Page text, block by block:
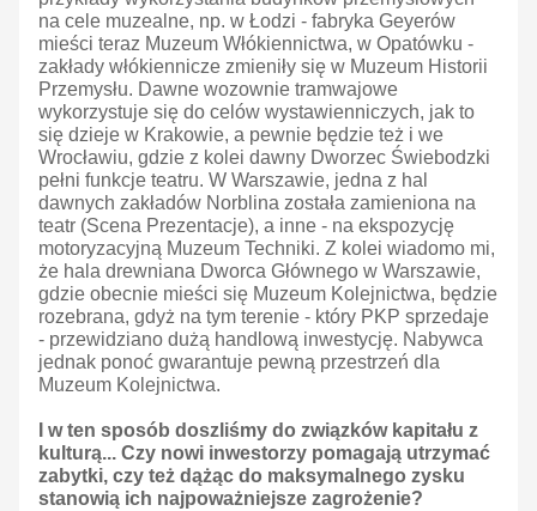
na cele muzealne, np. w Łodzi - fabryka Geyerów
mieści teraz Muzeum Włókiennictwa, w Opatówku -
zakłady włókiennicze zmieniły się w Muzeum Historii
Przemysłu. Dawne wozownie tramwajowe
wykorzystuje się do celów wystawienniczych, jak to
się dzieje w Krakowie, a pewnie będzie też i we
Wrocławiu, gdzie z kolei dawny Dworzec Świebodzki
pełni funkcje teatru. W Warszawie, jedna z hal
dawnych zakładów Norblina została zamieniona na
teatr (Scena Prezentacje), a inne - na ekspozycję
motoryzacyjną Muzeum Techniki. Z kolei wiadomo mi,
że hala drewniana Dworca Głównego w Warszawie,
gdzie obecnie mieści się Muzeum Kolejnictwa, będzie
rozebrana, gdyż na tym terenie - który PKP sprzedaje
- przewidziano dużą handlową inwestycję. Nabywca
jednak ponoć gwarantuje pewną przestrzeń dla
Muzeum Kolejnictwa.
I w ten sposób doszliśmy do związków kapitału z
kulturą... Czy nowi inwestorzy pomagają utrzymać
zabytki, czy też dążąc do maksymalnego zysku
stanowią ich najpoważniejsze zagrożenie?